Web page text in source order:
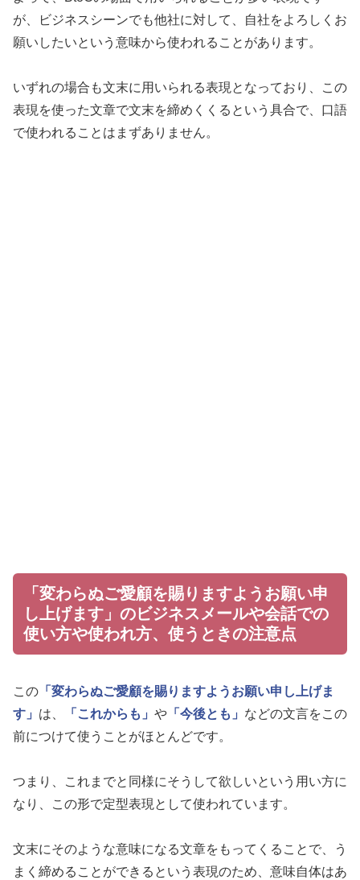
が、ビジネスシーンでも他社に対して、自社をよろしくお
願いしたいという意味から使われることがあります。
いずれの場合も文末に用いられる表現となっており、この
表現を使った文章で文末を締めくくるという具合で、口語
で使われることはまずありません。
「変わらぬご愛顧を賜りますようお願い申
し上げます」のビジネスメールや会話での
使い方や使われ方、使うときの注意点
この 「変わらぬご愛顧を賜りますようお願い申し上げま
す」 は、 「これからも」 や 「今後とも」 などの文言をこの
前につけて使うことがほとんどです。
つまり、これまでと同様にそうして欲しいという用い方に
なり、この形で定型表現として使われています。
文末にそのような意味になる文章をもってくることで、う
まく締めることができるという表現のため、意味自体はあ